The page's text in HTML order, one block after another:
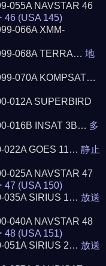
055A NAVSTAR 46
46 (USA 145)
066A XMM-
068A TERRA…地
070A KOMPSAT…
012A SUPERBIRD
016B INSAT 3B… 多
022A GOES 11…静止
025A NAVSTAR 47
47 (USA 150)
035A SIRIUS 1… 放送
040A NAVSTAR 48
48 (USA 151)
051A SIRIUS 2… 放送